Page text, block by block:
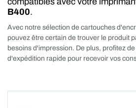
B400.
Avec notre sélection de cartouches
pouvez être certain de trouver le produit
besoins d'impression. De plus, profitez
d'expédition rapide pour recevoir vos